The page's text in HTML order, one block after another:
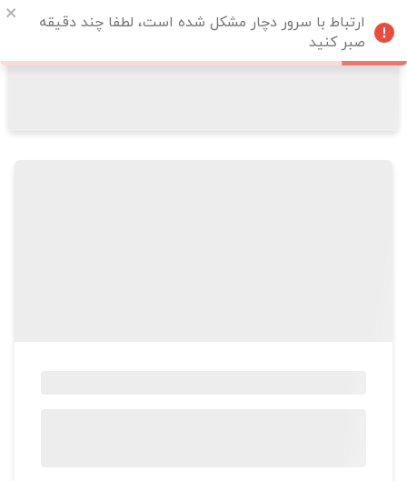
ارتباط با سرور دچار مشکل شده است، لطفا چند دقیقه
صبر کنید